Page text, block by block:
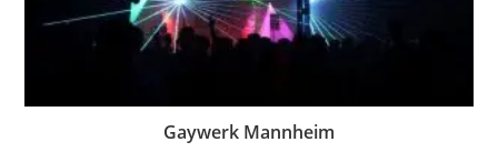
Gaywerk Mannheim